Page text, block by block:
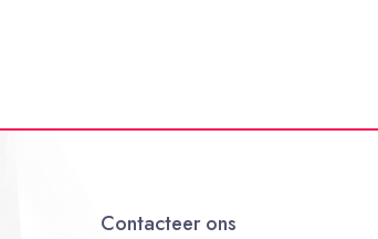
Contacteer ons